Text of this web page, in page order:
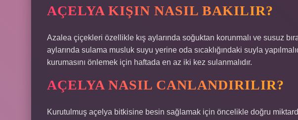
AÇELYA KIŞIN NASIL BAKILIR?
Azalea çiçekleri özellikle kış aylarında soğuktan korunmalı ve susuz
aylarında sulama musluk suyu yerine oda sıcaklığındaki suyla
kurumasını önlemek için haftada en az iki kez sulanmalıdır.
AÇELYA NASIL CANLANDIRILIR?
Kurutulmuş açelya bitkisine besin sağlamak için öncelikle doğru